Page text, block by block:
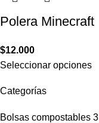
Categorías
Bolsas compostables 3
Polera Minecraft
$12.000
Seleccionar opciones